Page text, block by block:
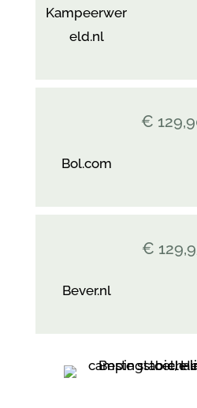
Kampeerwer
eld.nl
Bol.com
€
Bever.nl
€